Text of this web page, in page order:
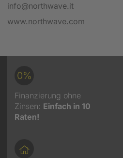
info@northwave.it
www.northwave.com
0%
Finanzierung ohne
Zinsen: Einfach in 10
Raten!